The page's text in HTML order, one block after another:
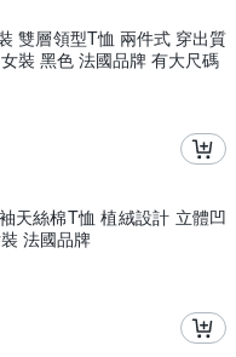
雙層領型T恤 兩件式 穿出質
裝 黑色 法國品牌 有大尺碼
天絲棉T恤 植絨設計 立體凹
法國品牌